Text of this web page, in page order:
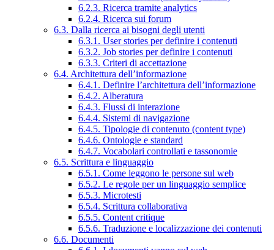
6.2.3. Ricerca tramite analytics
6.2.4. Ricerca sui forum
6.3. Dalla ricerca ai bisogni degli utenti
6.3.1. User stories per definire i contenuti
6.3.2. Job stories per definire i contenuti
6.3.3. Criteri di accettazione
6.4. Architettura dell’informazione
6.4.1. Definire l’architettura dell’informazione
6.4.2. Alberatura
6.4.3. Flussi di interazione
6.4.4. Sistemi di navigazione
6.4.5. Tipologie di contenuto (content type)
6.4.6. Ontologie e standard
6.4.7. Vocabolari controllati e tassonomie
6.5. Scrittura e linguaggio
6.5.1. Come leggono le persone sul web
6.5.2. Le regole per un linguaggio semplice
6.5.3. Microtesti
6.5.4. Scrittura collaborativa
6.5.5. Content critique
6.5.6. Traduzione e localizzazione dei contenuti
6.6. Documenti